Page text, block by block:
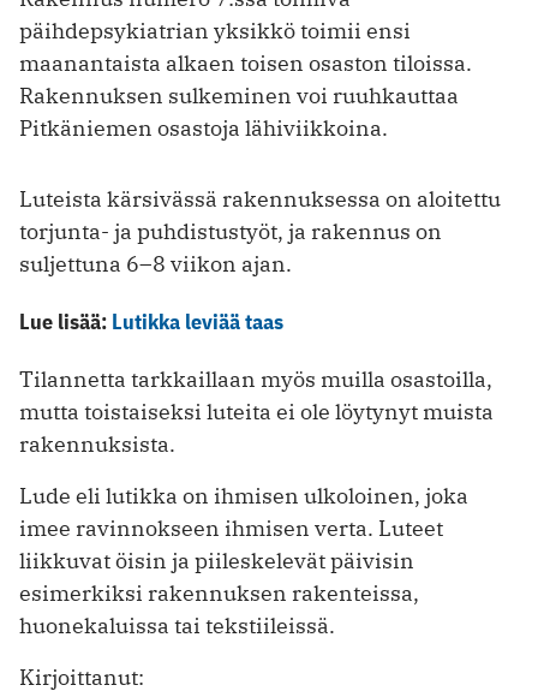
päihdepsykiatrian yksikkö toimii ensi
maanantaista alkaen toisen osaston tiloissa.
Rakennuksen sulkeminen voi ruuhkauttaa
Pitkäniemen osastoja lähiviikkoina.
Luteista kärsivässä rakennuksessa on aloitettu
torjunta- ja puhdistustyöt, ja rakennus on
suljettuna 6–8 viikon ajan.
Lue lisää: Lutikka leviää taas
Tilannetta tarkkaillaan myös muilla osastoilla,
mutta toistaiseksi luteita ei ole löytynyt muista
rakennuksista.
Lude eli lutikka on ihmisen ulkoloinen, joka
imee ravinnokseen ihmisen verta. Luteet
liikkuvat öisin ja piileskelevät päivisin
esimerkiksi rakennuksen rakenteissa,
huonekaluissa tai tekstiileissä.
Kirjoittanut: